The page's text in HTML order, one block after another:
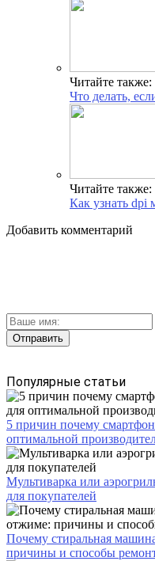
Читайте также:
Что делать,
Читайте также:
Как узнать
Добавить комментарий
Популярные статьи
5 причин почему
оптимальной
Мультиварка или
для покупателей
Почему стиральная
причины и способы